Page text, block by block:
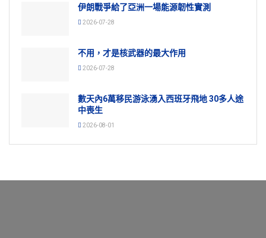
伊朗戰爭給了亞洲一場能源韌性實測
2026-07-28
不用，才是核武器的最大作用
2026-07-28
數天內6萬移民游泳湧入西班牙飛地 30多人途
中喪生
2026-08-01